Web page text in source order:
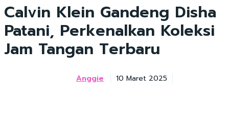
Calvin Klein Gandeng Disha
Patani, Perkenalkan Koleksi
Jam Tangan Terbaru
Anggie 10 Maret 2025